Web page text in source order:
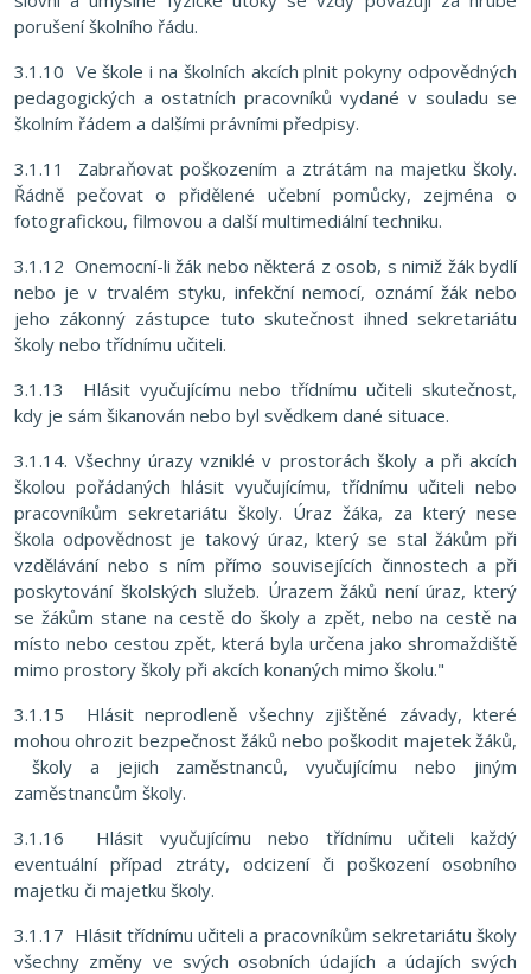
porušení školního řádu.
3.1.10 Ve škole i na školních akcích plnit pokyny odpovědných
pedagogických a ostatních pracovníků vydané v souladu se
školním řádem a dalšími právními předpisy.
3.1.11 Zabraňovat poškozením a ztrátám na majetku školy.
Řádně pečovat o přidělené učební pomůcky, zejména o
fotografickou, filmovou a další multimediální techniku.
3.1.12 Onemocní-li žák nebo některá z osob, s nimiž žák bydlí
nebo je v trvalém styku, infekční nemocí, oznámí žák nebo
jeho zákonný zástupce tuto skutečnost ihned sekretariátu
školy nebo třídnímu učiteli.
3.1.13 Hlásit vyučujícímu nebo třídnímu učiteli skutečnost,
kdy je sám šikanován nebo byl svědkem dané situace.
3.1.14. Všechny úrazy vzniklé v prostorách školy a při akcích
školou pořádaných hlásit vyučujícímu, třídnímu učiteli nebo
pracovníkům sekretariátu školy. Úraz žáka, za který nese
škola odpovědnost je takový úraz, který se stal žákům při
vzdělávání nebo s ním přímo souvisejících činnostech a při
poskytování školských služeb. Úrazem žáků není úraz, který
se žákům stane na cestě do školy a zpět, nebo na cestě na
místo nebo cestou zpět, která byla určena jako shromaždiště
mimo prostory školy při akcích konaných mimo školu."
3.1.15 Hlásit neprodleně všechny zjištěné závady, které
mohou ohrozit bezpečnost žáků nebo poškodit majetek žáků,
školy a jejich zaměstnanců, vyučujícímu nebo jiným
zaměstnancům školy.
3.1.16 Hlásit vyučujícímu nebo třídnímu učiteli každý
eventuální případ ztráty, odcizení či poškození osobního
majetku či majetku školy.
3.1.17 Hlásit třídnímu učiteli a pracovníkům sekretariátu školy
všechny změny ve svých osobních údajích a údajích svých